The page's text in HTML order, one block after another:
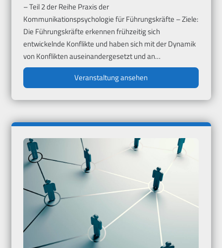
– Teil 2 der Reihe Praxis der
Kommunikationspsychologie für Führungskräfte – Ziele:
Die Führungskräfte erkennen frühzeitig sich
entwickelnde Konflikte und haben sich mit der Dynamik
von Konflikten auseinandergesetzt und an…
Veranstaltung ansehen